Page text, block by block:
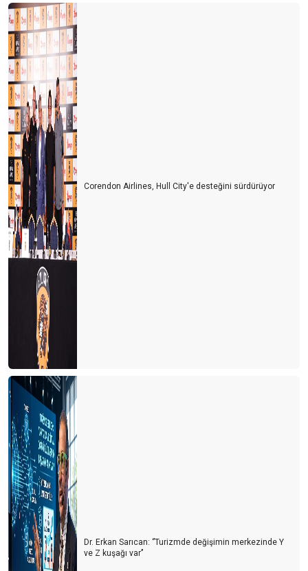
Corendon Airlines, Hull City'e desteğini sürdürüyor
Dr. Erkan Sarıcan: ‘’Turizmde değişimin merkezinde Y
ve Z kuşağı var’’